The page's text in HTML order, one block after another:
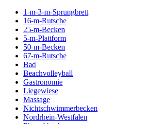
1-m-3-m-Sprungbrett
16-m-Rutsche
25-m-Becken
5-m-Plattform
50-m-Becken
67-m-Rutsche
Bad
Beachvolleyball
Gastronomie
Liegewiese
Massage
Nichtschwimmerbecken
Nordrhein-Westfalen